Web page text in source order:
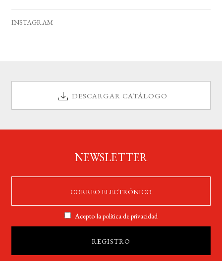
e
INSTAGRAM
DESCARGAR CATÁLOGO
NEWSLETTER
Acepto lapolítica de privacidad